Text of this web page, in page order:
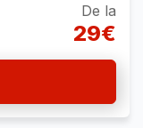
De la
29€